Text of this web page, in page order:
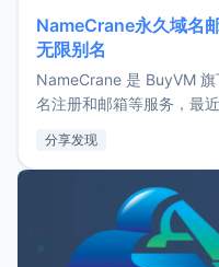
NameCrane永久域名
无限别名
NameCrane 是 BuyVM
名注册和邮箱等服务，最
又实惠的域名邮箱，不妨
NameCraneNameCrane
分享发现